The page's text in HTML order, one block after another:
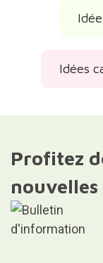
Idées
Profitez
nouvelles